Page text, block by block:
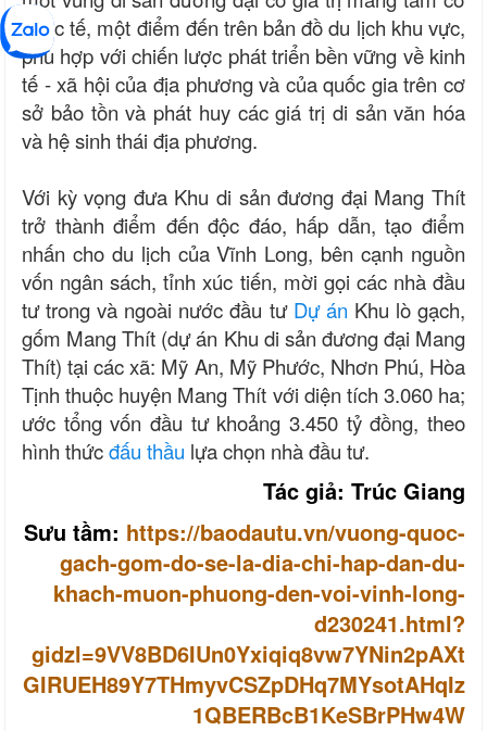
quốc tế, một điểm đến trên bản đồ du lịch khu vực,
phù hợp với chiến lược phát triển bền vững về kinh
tế - xã hội của địa phương và của quốc gia trên cơ
sở bảo tồn và phát huy các giá trị di sản văn hóa
và hệ sinh thái địa phương.
Với kỳ vọng đưa Khu di sản đương đại Mang Thít
trở thành điểm đến độc đáo, hấp dẫn, tạo điểm
nhấn cho du lịch của Vĩnh Long, bên cạnh nguồn
vốn ngân sách, tỉnh xúc tiến, mời gọi các nhà đầu
tư trong và ngoài nước đầu tư Dự án Khu lò gạch,
gốm Mang Thít (dự án Khu di sản đương đại Mang
Thít) tại các xã: Mỹ An, Mỹ Phước, Nhơn Phú, Hòa
Tịnh thuộc huyện Mang Thít với diện tích 3.060 ha;
ước tổng vốn đầu tư khoảng 3.450 tỷ đồng, theo
hình thứcđấu thầu lựa chọn nhà đầu tư.
Tác giả: Trúc Giang
Sưu tầm: https://baodautu.vn/vuong-quoc-
gach-gom-do-se-la-dia-chi-hap-dan-du-
khach-muon-phuong-den-voi-vinh-long-
d230241.html?
gidzl=9VV8BD6IUn0Yxiqiq8vw7YNin2pAXt
GIRUEH89Y7THmyvCSZpDHq7MYsotAHqIz
1QBERBcB1KeSBrPHw4W